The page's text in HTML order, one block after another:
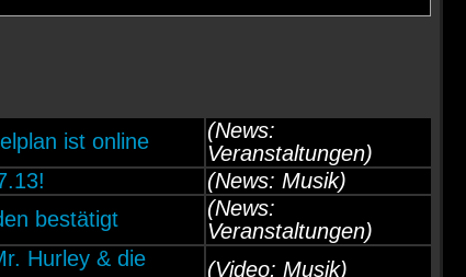
ist online
(News:
Veranstaltungen)
(News: Musik)
bestätigt
(News:
Veranstaltungen)
Hurley & die
(Video: Musik)